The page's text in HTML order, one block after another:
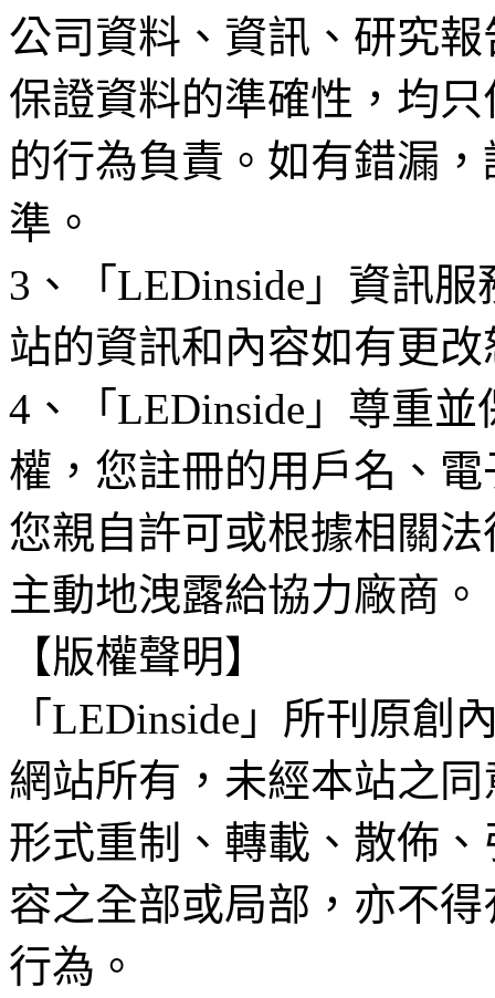
公司資料、資訊、研究
保證資料的準確性，均
的行為負責。如有錯漏
準。
3、「LEDinside」資訊
站的資訊和內容如有更
4、「LEDinside」尊重
權，您註冊的用戶名、
您親自許可或根據相關
主動地洩露給協力廠商。
【版權聲明】
「LEDinside」所刊原創
網站所有，未經本站之
形式重制、轉載、散佈
容之全部或局部，亦不
行為。